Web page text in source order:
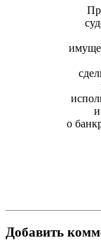
о
Добавить